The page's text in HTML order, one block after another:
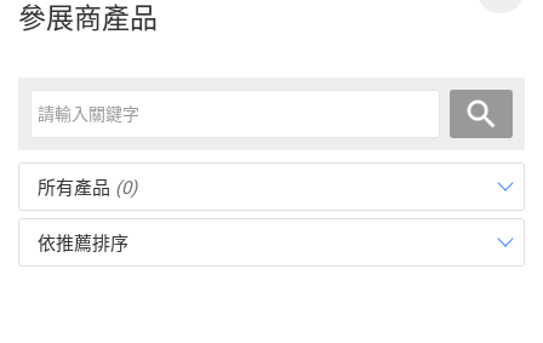
參展商產品
所有產品 (0)
依推薦排序